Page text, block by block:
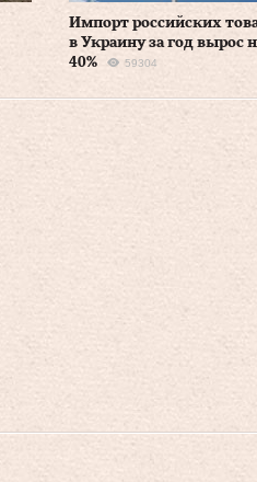
Импорт российских
в Украину за год вырос
40%
59304